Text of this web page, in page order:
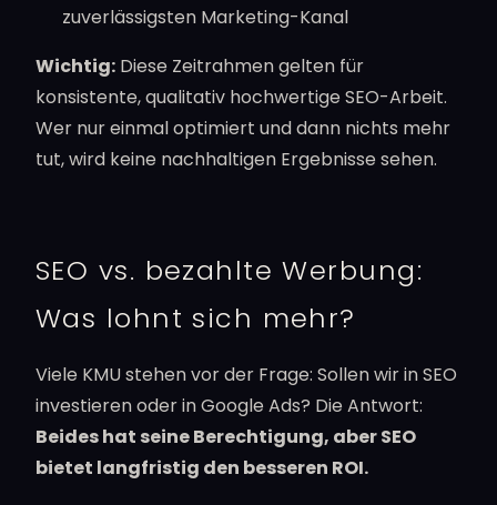
zuverlässigsten Marketing-Kanal
Wichtig: Diese Zeitrahmen gelten für
konsistente, qualitativ hochwertige SEO-Arbeit.
Wer nur einmal optimiert und dann nichts mehr
tut, wird keine nachhaltigen Ergebnisse sehen.
SEO vs. bezahlte Werbung:
Was lohnt sich mehr?
Viele KMU stehen vor der Frage: Sollen wir in SEO
investieren oder in Google Ads? Die Antwort:
Beides hat seine Berechtigung, aber SEO
bietet langfristig den besseren ROI.